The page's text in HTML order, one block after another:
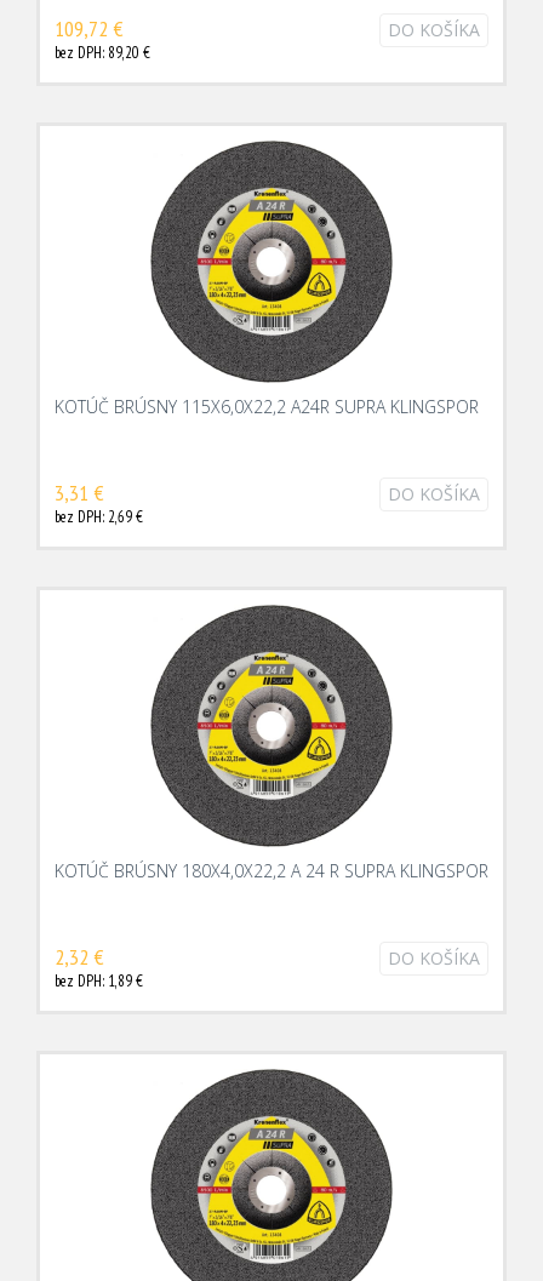
109,72 €
bez DPH: 89,20 €
DO KOŠÍKA
KOTÚČ BRÚSNY 115X6,0X22,2 A24R SUPRA KLINGSPOR
3,31 €
bez DPH: 2,69 €
DO KOŠÍKA
KOTÚČ BRÚSNY 180X4,0X22,2 A 24 R SUPRA KLINGSPOR
2,32 €
bez DPH: 1,89 €
DO KOŠÍKA